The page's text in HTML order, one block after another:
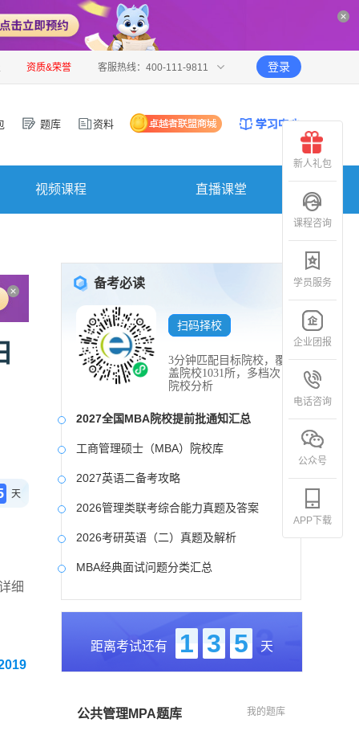
资质&荣誉 客服热线：400-111-9811 登录
题库 资料
视频课程 直播课堂
天
细
备考必读
扫码择校
3分钟匹配目标院校，覆
盖院校1031所，多档次
院校分析
2027全国MBA院校提前批通知汇总
工商管理硕士（MBA）院校库
2027英语二备考攻略
2026管理类联考综合能力真题及答案
2026考研英语（二）真题及解析
MBA经典面试问题分类汇总
2017-2025近九年各科真题及详细解析
考研英语（二）试题库
2027写作备考攻略
距离考试还有 1 3 5 天
公共管理MPA题库 我的题库
新人礼包
课程咨询
学员服务
企业团报
电话咨询
公众号
APP下载